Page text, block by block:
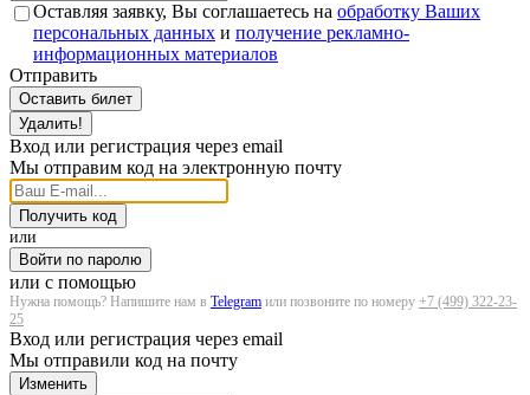
Оставляя заявку, Вы соглашаетесь на обработку Ваших
персональных данных и получение рекламно-
информационных материалов
Отправить
Оставить билет
Удалить!
Вход или регистрация через email
Мы отправим код на электронную почту
Получить код
или
Войти по паролю
или с помощью
Нужна помощь? Напишите нам в Telegram или позвоните по номеру +7 (499) 322-23-
25
Вход или регистрация через email
Мы отправили код на почту
Изменить